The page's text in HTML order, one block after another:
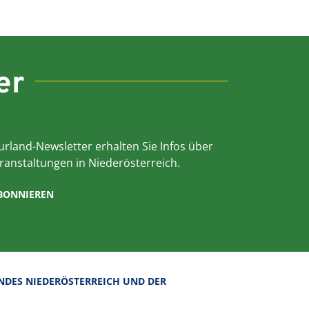
Newsletter erhalten Sie Infos über
in Niederösterreich.
NIEDERÖSTERREICH UND DER